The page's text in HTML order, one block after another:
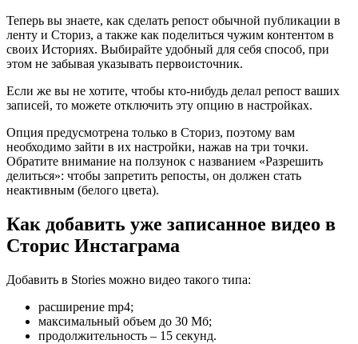
Теперь вы знаете, как сделать репост обычной публикации в
ленту и Сториз, а также как поделиться чужим контентом в
своих Историях. Выбирайте удобный для себя способ, при
этом не забывая указывать первоисточник.
Если же вы не хотите, чтобы кто-нибудь делал репост ваших
записей, то можете отключить эту опцию в настройках.
Опция предусмотрена только в Сториз, поэтому вам
необходимо зайти в их настройки, нажав на три точки.
Обратите внимание на ползунок с названием «Разрешить
делиться»: чтобы запретить репосты, он должен стать
неактивным (белого цвета).
Как добавить уже записанное видео в
Сторис Инстаграма
Добавить в Stories можно видео такого типа:
расширение mp4;
максимальный объем до 30 Мб;
продолжительность – 15 секунд.